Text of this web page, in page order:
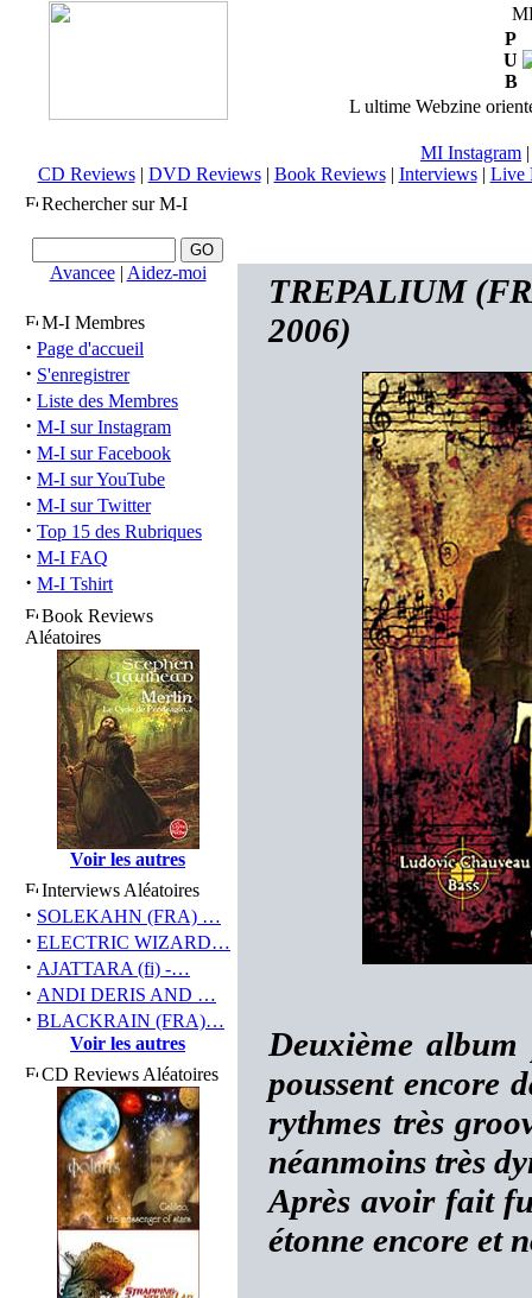
P
U
B
L ultime Webzine
MI Instagram
CD Reviews| DVD Reviews| Book Reviews| Interviews| Live
Rechercher sur M-I
Avancee| Aidez-moi
M-I Membres
· Page d'accueil
· S'enregistrer
· Liste des Membres
· M-I sur Instagram
· M-I sur Facebook
· M-I sur YouTube
· M-I sur Twitter
· Top 15 des Rubriques
· M-I FAQ
· M-I Tshirt
Book Reviews
Aléatoires
Voir les autres
Interviews Aléatoires
· SOLEKAHN (FRA) …
· ELECTRIC WIZARD…
· AJATTARA (fi) -…
· ANDI DERIS AND …
· BLACKRAIN (FRA)…
Voir les autres
CD Reviews Aléatoires
TREPALIUM
2006)
Deuxième
poussent encore
rythmes très
néanmoins très
Après avoir fait
étonne encore et